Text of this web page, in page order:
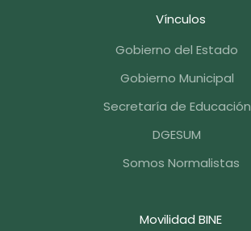
Vínculos
Gobierno del Estado
Gobierno Municipal
Secretaría de Educación
DGESUM
Somos Normalistas
Movilidad BINE